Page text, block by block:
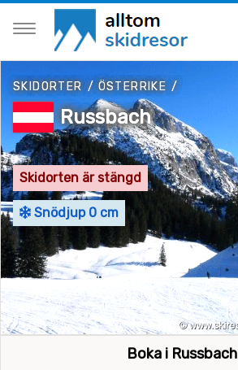
SKIDORTER /ÖSTERRIKE /
Russbach
Skidorten är stängd
Snödjup 0 cm
Boka i Russbach